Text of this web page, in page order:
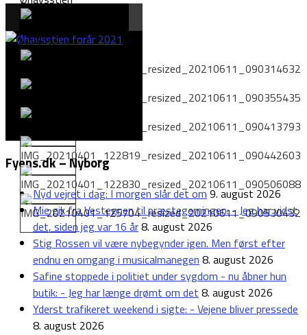
Fyens.dk – Nyborg
Nyd vejret i dag: I morgen slår det om 9. august 2026
Mie gik fra Vestegnen til præstegerningen: - Jeg har vidst
det, siden jeg var 16 år8. august 2026
Stig Rossen vil være nybegynder igen. Men først efter
endnu en omgang i musicalmanegen 8. august 2026
Safine stoppede i politiet under sygdom - nu åbner hun
butik: - Jeg har længe drømt om det 8. august 2026
Yderst trafikeret weekend i sigte: - Vejene bliver pressede
8. august 2026